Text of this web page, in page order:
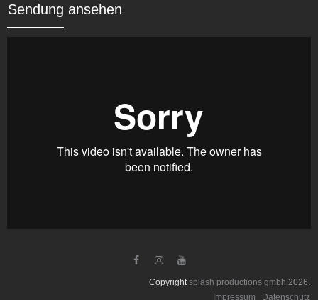
Sendung ansehen
  
Copyrightsplash productions gmbh 2026.
Impressum
Datenschutz